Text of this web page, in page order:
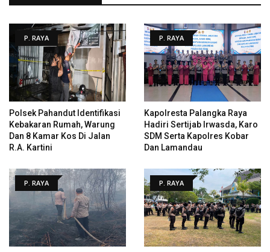
P. RAYA
Polsek Pahandut Identifikasi
Kebakaran Rumah, Warung
Dan 8 Kamar Kos Di Jalan
R.A. Kartini
P. RAYA
Kapolresta Palangka Raya
Hadiri Sertijab Irwasda, Karo
SDM Serta Kapolres Kobar
Dan Lamandau
P. RAYA P. RAYA